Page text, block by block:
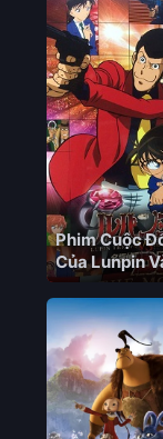
Phim Cuộc
Của Lunpin